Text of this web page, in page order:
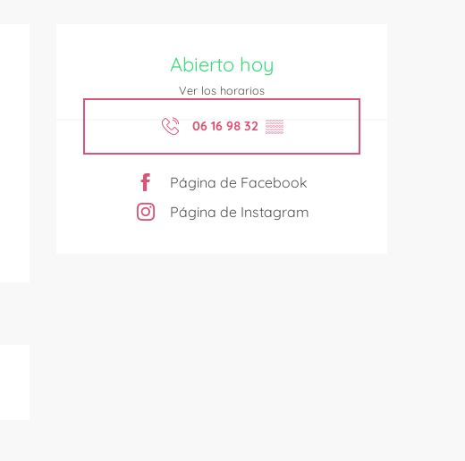
Abierto hoy
Ver los horarios
06 16 98 32 ▒▒
Página de Facebook
Página de Instagram